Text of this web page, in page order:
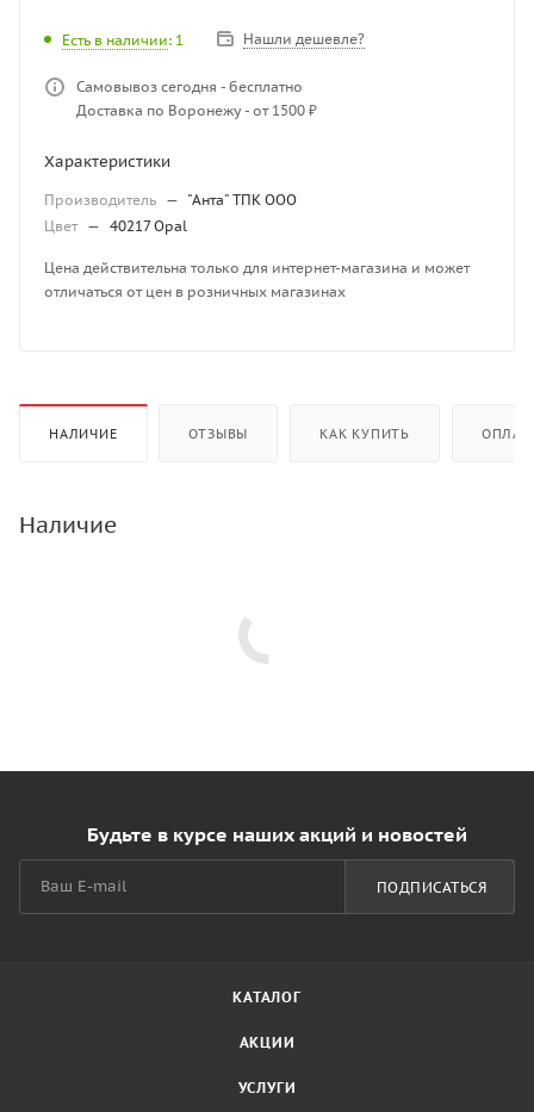
Есть в наличии: 1 Нашли дешевле?
Самовывоз сегодня - бесплатно
Доставка по Воронежу - от 1500 ₽
Характеристики
Производитель — "Анта" ТПК ООО
Цвет — 40217 Opal
Цена действительна только для интернет-магазина и может
отличаться от цен в розничных магазинах
НАЛИЧИЕ ОТЗЫВЫ КАК КУПИТЬ
Наличие
Будьте в курсе наших акций и новостей
ПОДПИСАТЬСЯ
КАТАЛОГ
АКЦИИ
УСЛУГИ